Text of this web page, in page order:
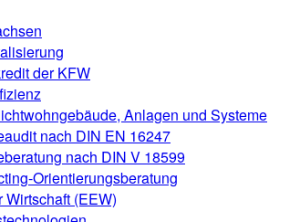
der KFW
Anlagen und Systeme
nach DIN EN 16247
nach DIN V 18599
Orientierungsberatung
(EEW)